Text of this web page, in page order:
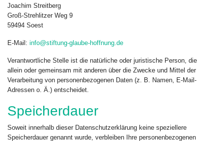
Joachim Streitberg
Groß-Strehlitzer Weg 9
59494 Soest
E-Mail: info@stiftung-glaube-hoffnung.de
Verantwortliche Stelle ist die natürliche oder juristische Person, die
allein oder gemeinsam mit anderen über die Zwecke und Mittel der
Verarbeitung von personenbezogenen Daten (z. B. Namen, E-Mail-
Adressen o. Ä.) entscheidet.
Speicherdauer
Soweit innerhalb dieser Datenschutzerklärung keine speziellere
Speicherdauer genannt wurde, verbleiben Ihre personenbezogenen